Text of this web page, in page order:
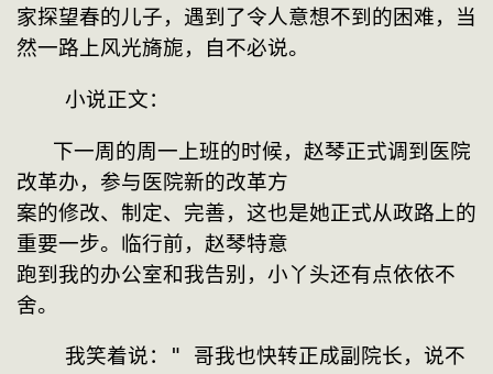
家探望春的儿子，遇到了令人意想不到的困难，当
然一路上风光旖旎，自不必说。
    小说正文：
改革办，参与医院新的改革方
案的修改、制定、完善，这也是她正式从政路上的
重要一步。临行前，赵琴特意
跑到我的办公室和我告别，小丫头还有点依依不
舍。